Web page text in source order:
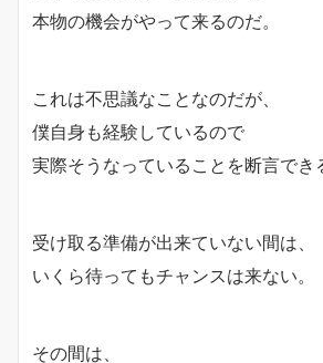
本物の機会がやって来るのだ。
これは不思議なことなのだが、
僕自身も経験しているので
実際そうなっていることを断言でき
受け取る準備が出来ていない間は、
いくら待ってもチャンスは来ない。
その間は、